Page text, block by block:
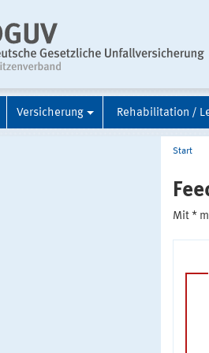
Versicherung Rehabilitation /
Start
Mit *